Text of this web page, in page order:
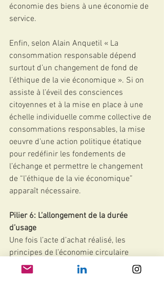
économie des biens à une économie de
service.
Enfin, selon Alain Anquetil « La
consommation responsable dépend
surtout d’un changement de fond de
l’éthique de la vie économique ». Si on
assiste à l’éveil des consciences
citoyennes et à la mise en place à une
échelle individuelle comme collective de
consommations responsables, la mise
oeuvre d’une action politique étatique
pour redéfinir les fondements de
l’échange et permettre le changement
de “l’éthique de la vie économique”
apparaît nécessaire.
Pilier 6: L’allongement de la durée
d’usage
Une fois l’acte d’achat réalisé, les
principes de l’économie circulaire
incitent le consommateur à allonger au
maximum la durée d’usage du produit.